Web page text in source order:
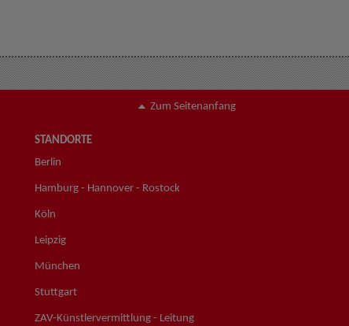
Zum Seitenanfang
STANDORTE
Berlin
Hamburg - Hannover - Rostock
Köln
Leipzig
München
Stuttgart
ZAV-Künstlervermittlung - Leitung